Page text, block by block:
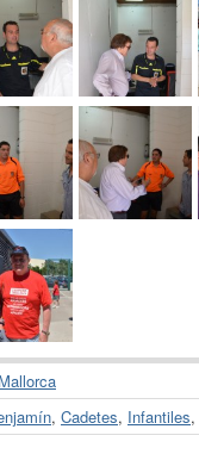
, Cadetes, Infantiles,